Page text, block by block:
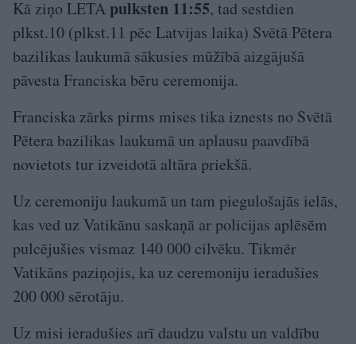
Kā ziņo LETA pulksten 11:55, tad sestdien
plkst.10 (plkst.11 pēc Latvijas laika) Svētā Pētera
bazilikas laukumā sākusies mūžībā aizgājušā
pāvesta Franciska bēru ceremonija.
Franciska zārks pirms mises tika iznests no Svētā
Pētera bazilikas laukumā un aplausu paavdībā
novietots tur izveidotā altāra priekšā.
Uz ceremoniju laukumā un tam piegulošajās ielās,
kas ved uz Vatikānu saskaņā ar policijas aplēsēm
pulcējušies vismaz 140 000 cilvēku. Tikmēr
Vatikāns paziņojis, ka uz ceremoniju ieradušies
200 000 sērotāju.
Uz misi ieradušies arī daudzu valstu un valdību